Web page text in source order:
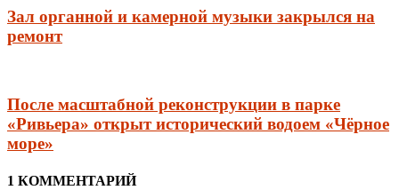
Зал органной и камерной музыки закрылся на
ремонт
После масштабной реконструкции в парке
«Ривьера» открыт исторический водоем «Чёрное
море»
1 КОММЕНТАРИЙ